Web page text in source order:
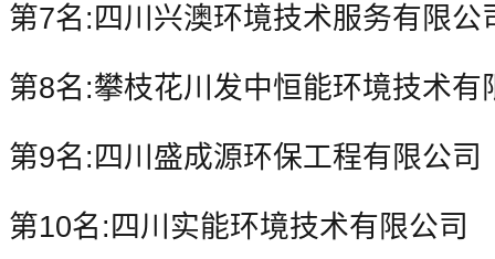
第7名:四川兴澳环境技术服务有限公
第8名:攀枝花川发中恒能环境技术有
第9名:四川盛成源环保工程有限公司
第10名:四川实能环境技术有限公司